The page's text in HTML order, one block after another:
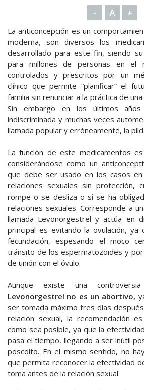
- A +
La anticoncepción es un
moderna, son diversos los
desarrollado para este fin, siendo
para millones de personas en el
controlados y prescritos por un
clínico que permite “planificar” el
familia sin renunciar a la práctica de
Sin embargo en los últimos
indiscriminada y muchas veces
llamada popular y erróneamente, la
La función de este medicamentos
considerándose como un
que debe ser usado en los casos
relaciones sexuales sin protección,
rompe o se desliza o si se ha
relaciones sexuales. Corresponde a
llamada Levonorgestrel y actúa en
principal es evitando la ovulación, ya
fecundación, espesando el moco
tránsito de los espermatozoides y
de unión con el óvulo.
Aunque existe una
Levonorgestrel no es un abortivo,
ser tomada máximo tres días
relación sexual, la recomendación
como sea posible, ya que la
pasa el tiempo, llegando a ser inútil
poscoito. En el mismo sentido, no
que permita reconocer la efectividad
toma antes de la relación sexual.